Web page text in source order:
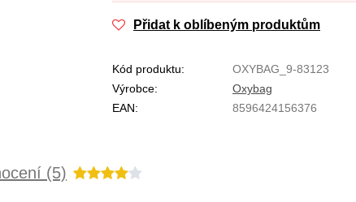
Přidat k oblíbeným produktům
Kód produktu:
OXYBAG_9-83123
Výrobce:
Oxybag
EAN:
8596424156376
(5)